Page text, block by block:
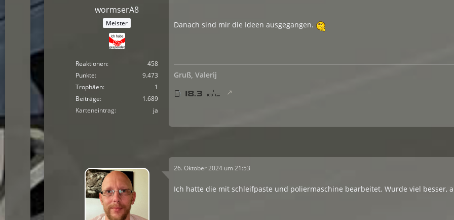
wormserA8
Meister
Reaktionen
458
Punkte
9.473
Trophäen
1
Beiträge
1.689
Karteneintrag
ja
Danach sind mir die Ideen ausgegangen.
Gruß, Valerij
26. Oktober 2024 um 21:53
Ich hatte die mit schleifpaste und poliermaschine bearbeitet. Wurde viel besser,